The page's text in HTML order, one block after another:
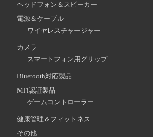
ヘッドフォン＆スピーカー
電源＆ケーブル
ワイヤレスチャージャー
カメラ
スマートフォン用グリップ
Bluetooth対応製品
MFi認証製品
ゲームコントローラー
健康管理＆フィットネス
その他